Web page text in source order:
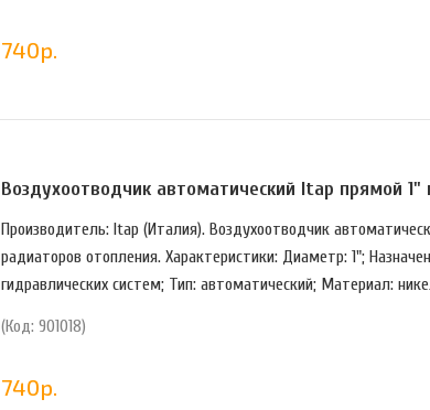
740р.
Воздухоотводчик автоматический Itap прямой 1"
Производитель: Itap (Италия). Воздухоотводчик
радиаторов отопления. Характеристики: Диаметр: 1";
гидравлических систем; Тип: автоматический; Материал:
(Код: 901018)
740р.